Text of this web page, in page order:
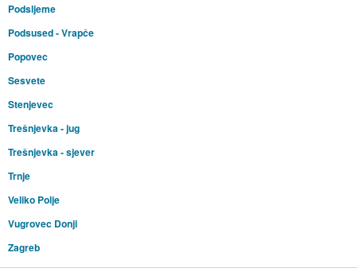
Podsljeme
Podsused - Vrapče
Popovec
Sesvete
Stenjevec
Trešnjevka - jug
Trešnjevka - sjever
Trnje
Veliko Polje
Vugrovec Donji
Zagreb